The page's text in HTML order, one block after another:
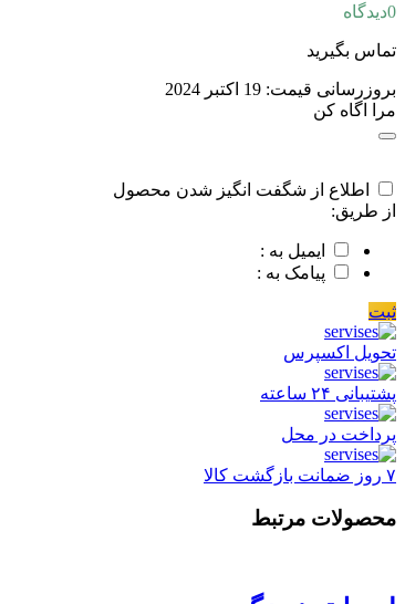
0دیدگاه
تماس بگیرید
بروزرسانی قیمت: 19 اکتبر 2024
مرا اگاه کن
اطلاع از شگفت انگیز شدن محصول
از طریق:
ایمیل به :
پیامک به :
ثبت
تحویل اکسپرس
پشتیبانی ۲۴ ساعته
پرداخت در محل
۷ روز ضمانت بازگشت کالا
محصولات مرتبط